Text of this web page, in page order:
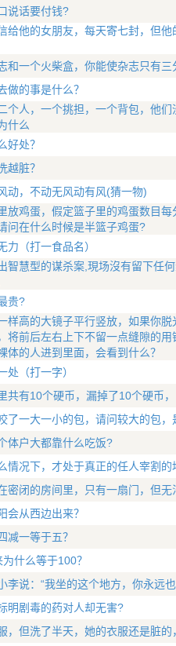
说话要付钱?
给他的女朋友，每天寄七封，但
和一个火柴盒，你能使杂志只有
做的事是什么？
个人，一个挑担，一个背包，他
什么
好处？
越脏？
动，不动无风动有风(猜一物)
放鸡蛋，假定篮子里的鸡蛋数目
问在什么时候是半篮子鸡蛋?
力（打一食品名）
智慧型的谋杀案,現场沒有留下任
贵?
样高的大镜子平行竖放，如果你
将前后左右上下不留一点缝隙的
体的人进到里面，会看到什么？
处（打一字）
共有10个硬币，漏掉了10个硬币
了一大一小的包，请问较大的包
体户大都靠什么吃饭?
情况下，才处于真正的任人宰割的
密闭的房间里，只有一扇门，但
会从西边出来？
减一等于五？
什么等于100？
李说：“我坐的这个地方，你永远
明剧毒的药对人却无害?
，但洗了半天，她的衣服还是脏的